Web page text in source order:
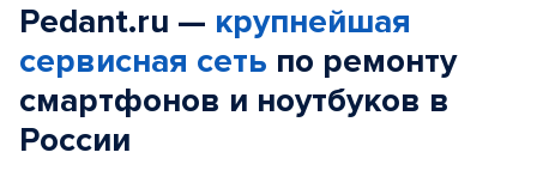
Pedant.ru — крупнейшая
сервисная сеть по ремонту
смартфонов и ноутбуков в
России